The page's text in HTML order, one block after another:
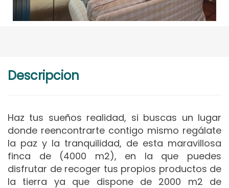
Descripcion
Haz tus sueños realidad, si buscas un lugar
donde reencontrarte contigo mismo regálate
la paz y la tranquilidad, de esta maravillosa
finca de (4000 m2), en la que puedes
disfrutar de recoger tus propios productos de
la tierra ya que dispone de 2000 m2 de